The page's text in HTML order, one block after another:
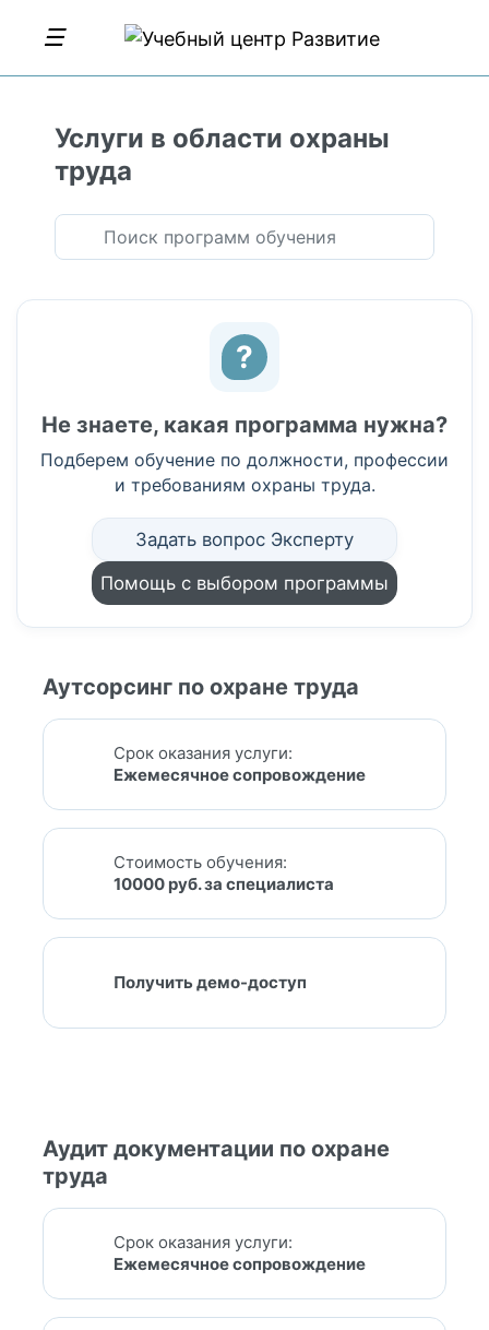
Услуги в области охраны
труда
?
Не знаете, какая программа нужна?
Подберем обучение по должности, профессии
и требованиям охраны труда.
Задать вопрос Эксперту
Помощь с выбором программы
Аутсорсинг по охране труда
Срок оказания услуги:
Ежемесячное сопровождение
Стоимость обучения:
10000 руб. за специалиста
Получить демо-доступ
Аудит документации по охране
труда
Срок оказания услуги:
Ежемесячное сопровождение